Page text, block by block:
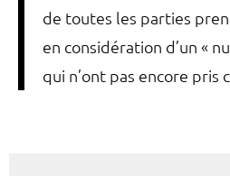
de toutes les parties
en considération d’un «
qui n’ont pas encore pris